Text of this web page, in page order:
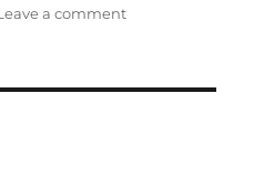
a commenton